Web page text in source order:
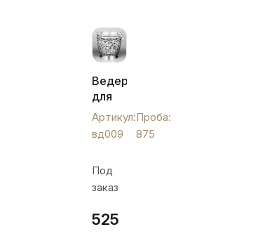
Ведерко
для
льда
серебряное,
вд009
Артикул:
вд009
Проба:
875
Под
заказ
525